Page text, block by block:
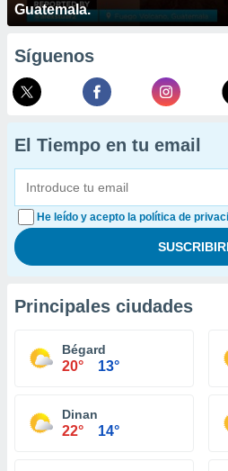
Guatemala.
Síguenos
El Tiempo en tu email
He leído y acepto la política de
Principales ciudades
Bégard
20° 13°
Dinan
22° 14°